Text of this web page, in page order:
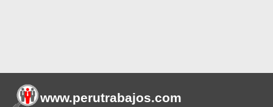
www.perutrabajos.com